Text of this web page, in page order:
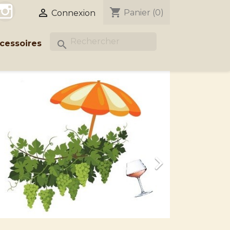
 Connexion shopping_cart Panier (0)
search
